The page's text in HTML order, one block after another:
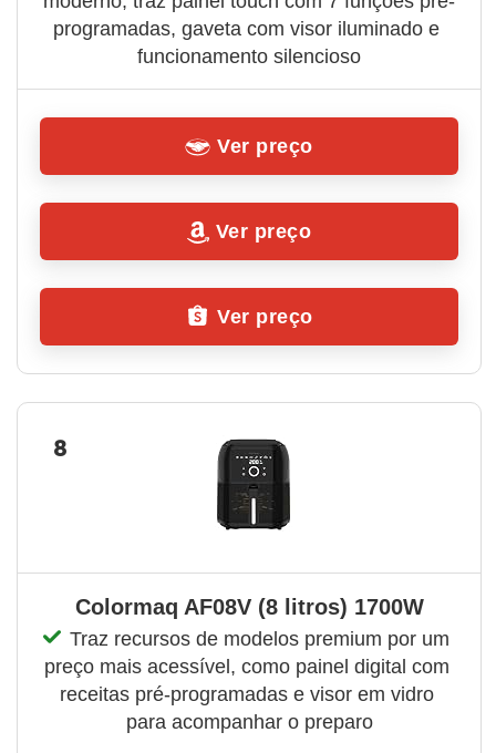
programadas, gaveta com visor iluminado e
funcionamento silencioso
Ver preço
Ver preço
Ver preço
8
Colormaq AF08V (8 litros) 1700W
Traz recursos de modelos premium por um
preço mais acessível, como painel digital com
receitas pré-programadas e visor em vidro
para acompanhar o preparo